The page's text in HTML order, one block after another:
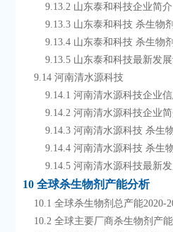
        9.13.2 山东泰和科技企业简介
9.13.3 山东泰和科技
9.13.4 山东泰和科技
9.13.5 山东泰和科技最新发
    9.14 河南清水源科技
9.14.1 河南清水源科技企业
9.14.2 河南清水源科技企业
9.14.3 河南清水源科技
9.14.4 河南清水源科技
9.14.5 河南清水源科技最
10 全球杀生物剂产能分析
10.1 全球杀生物剂总产能2020-
    10.2 全球主要厂商杀生物剂产能